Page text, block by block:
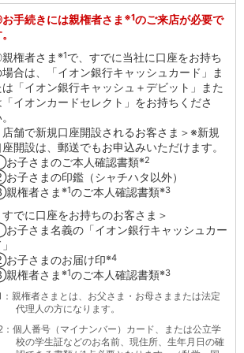
手続きには親権者さま ※1のご来店が必要で
権者さま ※1で、すでに当社に口座をお持ち
場合は、「イオン銀行キャッシュカード」ま
は「イオン銀行キャッシュ＋デビット」また
「イオンカードセレクト」をお持ちくださ
店舗で新規口座開設されるお客さま＞※新規
座開設は、郵送でもお申込みいただけます。
子さまのご本人確認書類※2
子さまの印鑑（シャチハタ以外）
権者さま ※1のご本人確認書類※3
すでに口座をお持ちのお客さま＞
子さま名義の「イオン銀行キャッシュカー
子さまのお届け印※4
権者さま ※1のご本人確認書類※3
：親権者さまとは、お父さま・お母さままたは法定
代理人の方になります。
：個人番号（マイナンバー）カード、または公立学
校の学生証などのお名前、現住所、生年月日の確